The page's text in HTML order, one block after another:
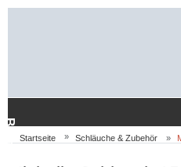
Sprungnavigation
Startseite Schläuche & Zubehör
Beratung